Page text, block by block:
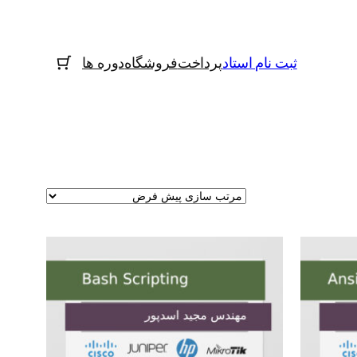
ثبت نام استادپرداختفروشگاهدوره ها